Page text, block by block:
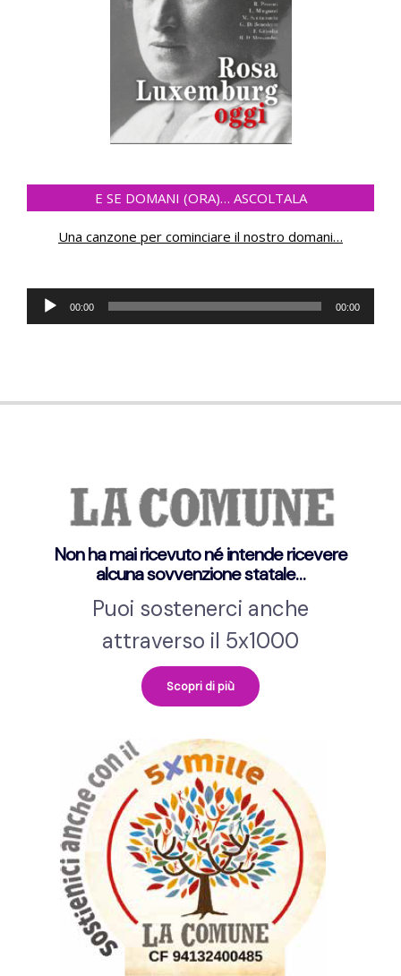
E SE DOMANI (ORA)… ASCOLTALA
Una canzone per cominciare il nostro domani…
Audio
Player
00:00 00:00
Non ha mai ricevuto né intende ricevere
alcuna sovvenzione statale…
Puoi sostenerci anche
attraverso il 5x1000
Scopri di più